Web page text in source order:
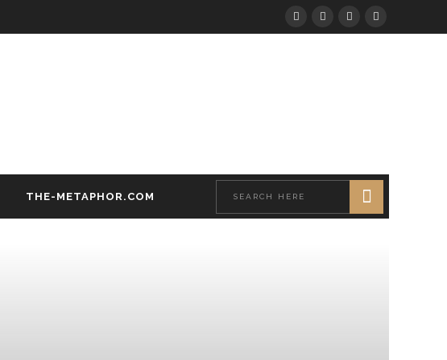
THE-METAPHOR.COM